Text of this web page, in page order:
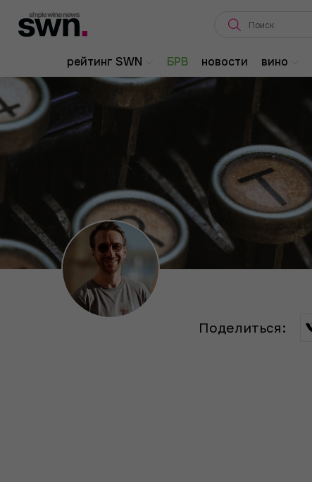
рейтинг SWN БРВ новости вино
Поделиться: